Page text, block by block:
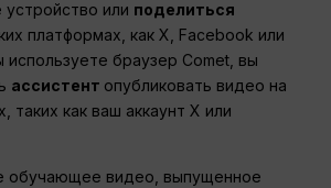
устройство или поделиться
платформах, как X, Facebook или
используете браузер Comet, вы
ассистент опубликовать видео на
таких как ваш аккаунт X или
обучающее видео, выпущенное